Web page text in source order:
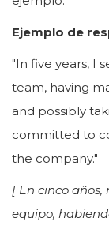
Ejemplo de
"In five years, I
team, having
and possibly
committed to
the company."
[ En cinco
equipo,